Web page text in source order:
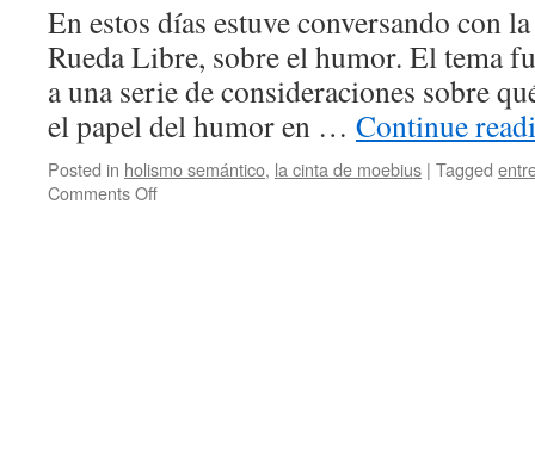
En estos días estuve conversando con
Rueda Libre, sobre el humor. El tema
a una serie de consideraciones sobre
el papel del humor en … Continue
Posted in holismo semántico, la cinta de moebius | Tagged
Comments Offon